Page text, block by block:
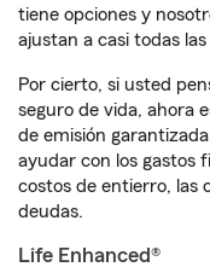
tiene opciones y
ajustan a casi todas
Por cierto, si usted
seguro de vida, ahora
de emisión
ayudar con los gastos
costos de entierro, las
deudas.
Life Enhanced®